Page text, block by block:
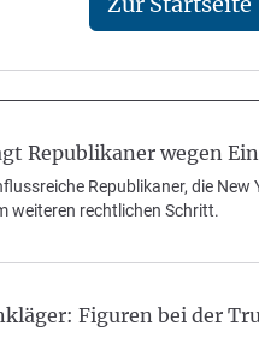
Republikaner wegen
Republikaner, die
weiteren rechtlichen Schritt.
Figuren bei der